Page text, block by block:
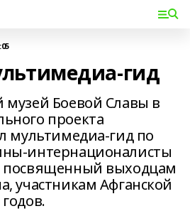
гид
музей Боевой Славы в
проекта
мультимедиа-гид по
интернационалисты
посвященный выходцам
участникам Афганской